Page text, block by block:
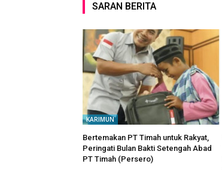
SARAN BERITA
KARIMUN
Bertemakan PT Timah untuk Rakyat,
Peringati Bulan Bakti Setengah Abad
PT Timah (Persero)